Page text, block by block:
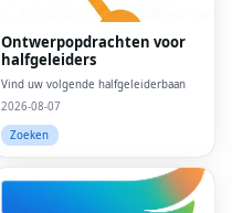
Ontwerpopdrachten voor
halfgeleiders
Vind uw volgende halfgeleiderbaan
2026-08-07
Zoeken